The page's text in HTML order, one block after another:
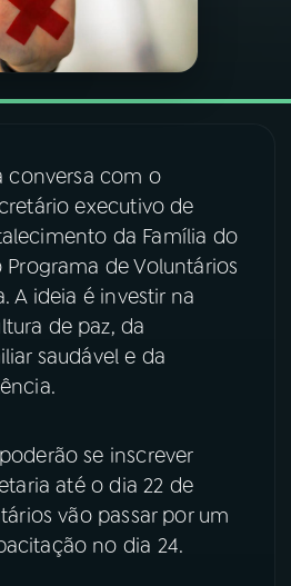
conversa com o
executivo de
da Família do
Programa de Voluntários
A ideia é investir na
de paz, da
saudável e da
se inscrever
até o dia 22 de
vão passar por um
no dia 24.